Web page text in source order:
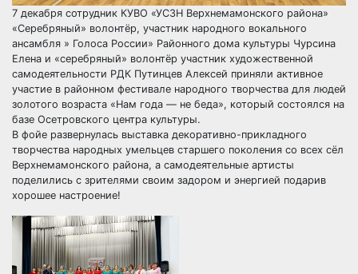
7 декабря сотрудник КУВО «УСЗН Верхнемамонского района»
«Серебряный» волонтёр, участник народного вокального
ансамбля » Голоса России» Районного дома культуры Чурсина
Елена и «серебряный» волонтёр участник художественной
самодеятельности РДК Путинцев Алексей приняли активное
участие в районном фестивале народного творчества для людей
золотого возраста «Нам года — не беда», который состоялся на
базе Осетровского центра культуры.
В фойе развернулась выставка декоративно-прикладного
творчества народных умельцев старшего поколения со всех сёл
Верхнемамонского района, а самодеятельные артисты
поделились с зрителями своим задором и энергией подарив
хорошее настроение!